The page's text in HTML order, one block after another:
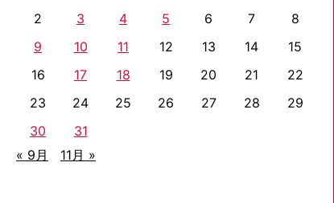
2
3 4 5 6 7
8
9
10 11 12 13 14
15
16
17 18 19 20 21
22
23
24 25 26 27 28
29
30
31
« 9月
11月 »